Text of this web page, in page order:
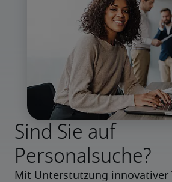
Sind Sie auf
Personalsuche?
Mit Unterstützung innovativer